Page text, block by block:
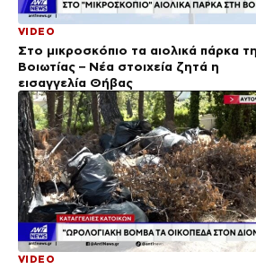
VIDEO
Στο μικροσκόπιο τα αιολικά πάρκα
Βοιωτίας – Νέα στοιχεία ζητά η
εισαγγελία Θήβας
VIDEO